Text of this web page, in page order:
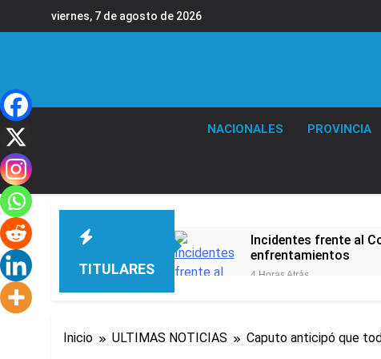
viernes, 7 de agosto de 2026
NACIONALES PROVINCIA
TITULARES
Incidentes frente al
enfrentamientos
4 Horas Atrás
67 barrios full LED en
Inicio ULTIMAS NOTICIAS Caputo anticipó que